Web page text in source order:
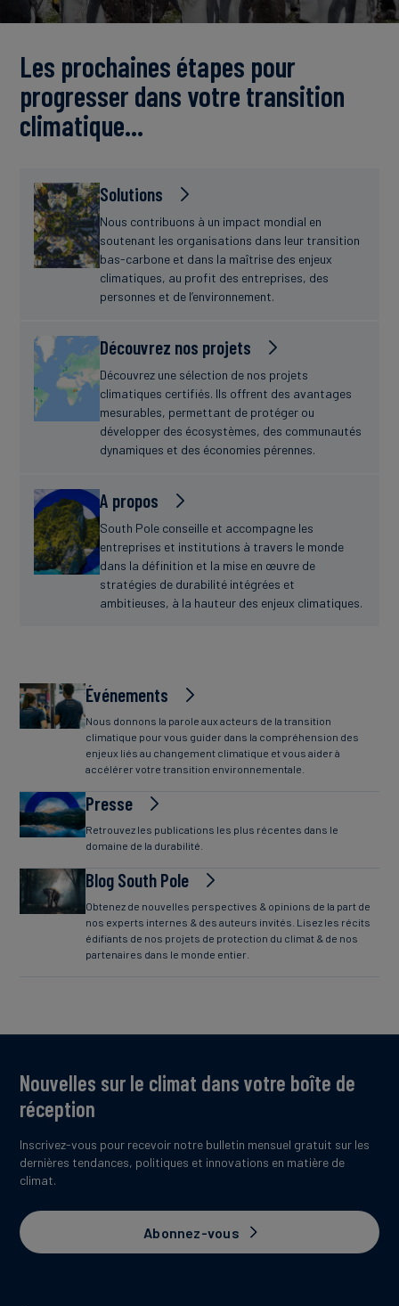
Les prochaines étapes pour
progresser dans votre transition
climatique…
Solutions
Nous contribuons à un impact mondial en
soutenant les organisations dans leur transition
bas-carbone et dans la maîtrise des enjeux
climatiques, au profit des entreprises, des
personnes et de l’environnement.
Découvrez nos projets
Découvrez une sélection de nos projets
climatiques certifiés. Ils offrent des avantages
mesurables, permettant de protéger ou
développer des écosystèmes, des communautés
dynamiques et des économies pérennes.
A propos
South Pole conseille et accompagne les
entreprises et institutions à travers le monde
dans la définition et la mise en œuvre de
stratégies de durabilité intégrées et
ambitieuses, à la hauteur des enjeux climatiques.
Événements
Nous donnons la parole aux acteurs de la transition
climatique pour vous guider dans la compréhension des
enjeux liés au changement climatique et vous aider à
accélérer votre transition environnementale.
Presse
Retrouvez les publications les plus récentes dans le
domaine de la durabilité.
Blog South Pole
Obtenez de nouvelles perspectives & opinions de la part de
nos experts internes & des auteurs invités. Lisez les récits
édifiants de nos projets de protection du climat & de nos
partenaires dans le monde entier.
Nouvelles sur le climat dans votre boîte de
réception
Inscrivez-vous pour recevoir notre bulletin mensuel gratuit sur les
dernières tendances, politiques et innovations en matière de
climat.
Abonnez-vous